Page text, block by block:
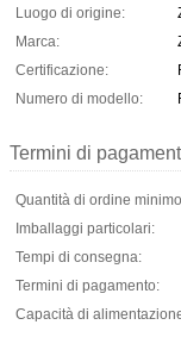
Luogo di origine:
Marca:
Certificazione:
Numero di modello:
Termini di
Quantità di ordine
Imballaggi particolari:
Tempi di consegna:
Termini di pagamento:
Capacità di